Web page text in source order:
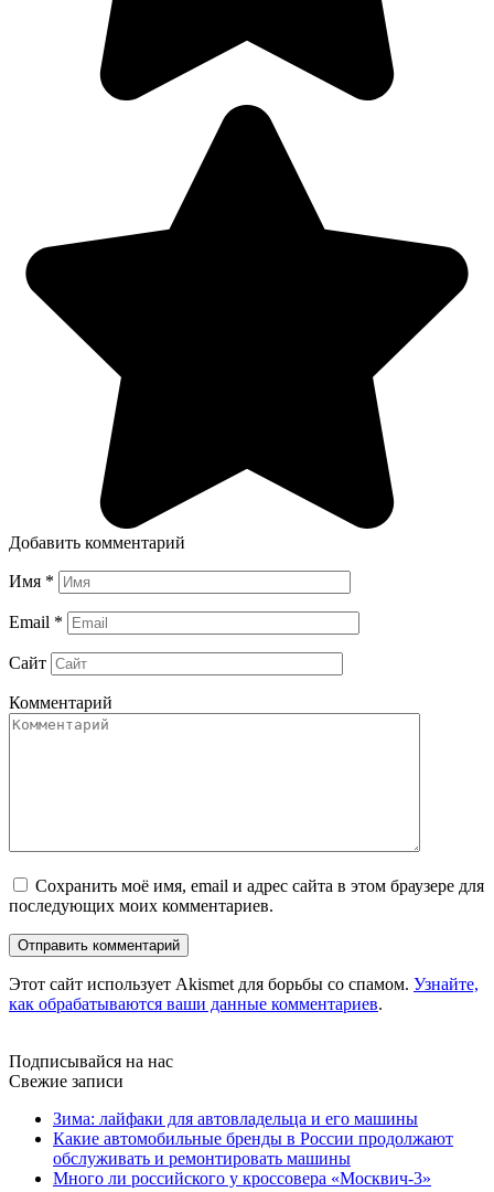
Добавить комментарий
Имя *
Email *
Сайт
Комментарий
Сохранить моё имя, email и адрес сайта в этом браузере для
последующих моих комментариев.
Этот сайт использует Akismet для борьбы со спамом. Узнайте,
как обрабатываются ваши данные комментариев.
Подписывайся на нас
Свежие записи
Зима: лайфаки для автовладельца и его машины
Какие автомобильные бренды в России продолжают
обслуживать и ремонтировать машины
Много ли российского у кроссовера «Москвич-3»